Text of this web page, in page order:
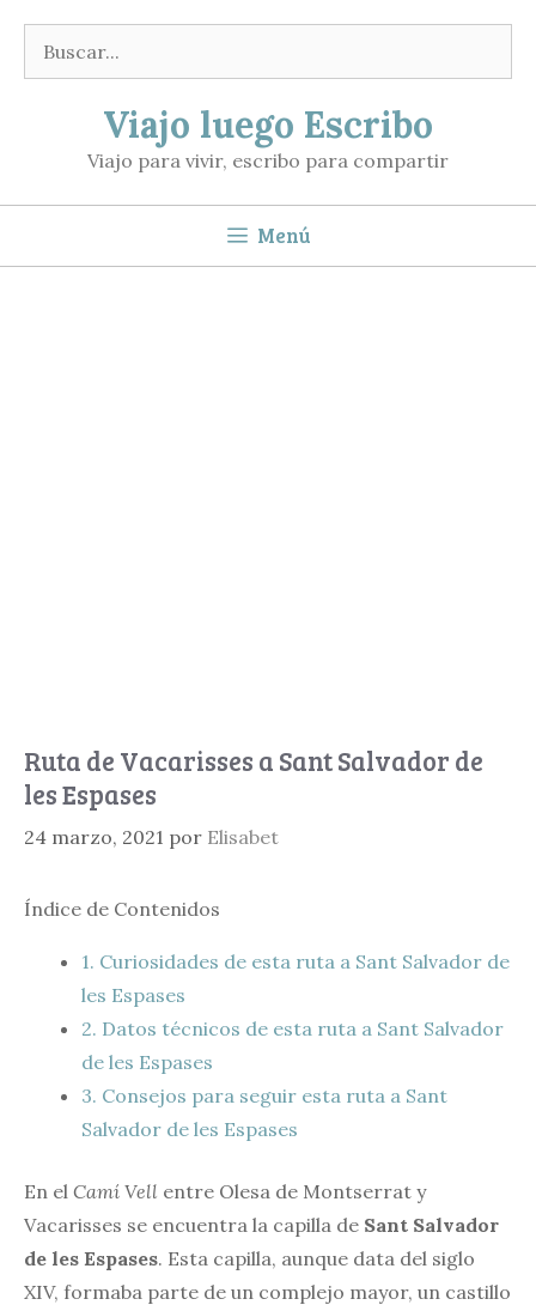
contenido
Buscar:
Viajo luego Escribo
Viajo para vivir, escribo para compartir
Menú
Ruta de Vacarisses a Sant Salvador de
les Espases
24 marzo, 2021 por Elisabet
Índice de Contenidos
1. Curiosidades de esta ruta a Sant Salvador de
les Espases
2. Datos técnicos de esta ruta a Sant Salvador
de les Espases
3. Consejos para seguir esta ruta a Sant
Salvador de les Espases
En el Camí Vell entre Olesa de Montserrat y
Vacarisses se encuentra la capilla de Sant Salvador
de les Espases. Esta capilla, aunque data del siglo
XIV, formaba parte de un complejo mayor, un castillo